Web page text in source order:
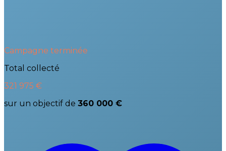
Campagne terminée
Total collecté
321 975 €
sur un objectif de 360 000 €